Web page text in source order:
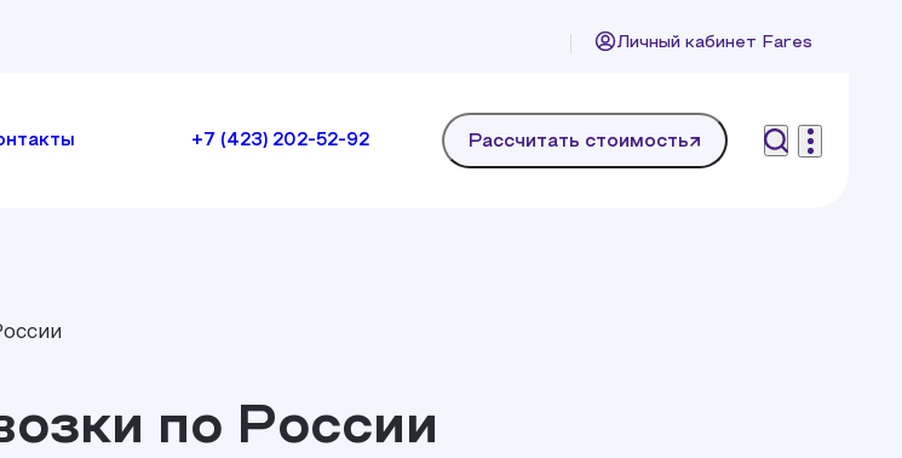
Личный кабинет Fares
+7 (423) 202-52-92 Рассчитать стоимость
по России